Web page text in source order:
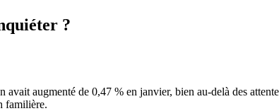
?
avait augmenté de 0,47 % en janvier, bien au-delà des
familière.